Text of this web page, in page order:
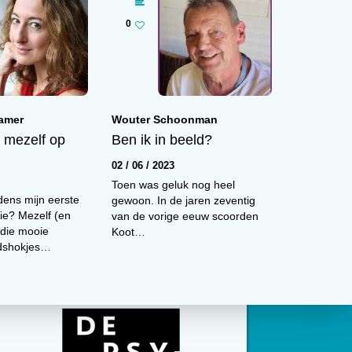
Carsten de Dreu
Machtsmisbruik
mezelf op
mijn eerste
Mezelf (en
mooie
0
Wouter Schoonman
Ben ik in beeld?
02 / 06 / 2023
Toen was geluk nog heel
gewoon. In de jaren zeventig
van de vorige eeuw scoorden
Koot…